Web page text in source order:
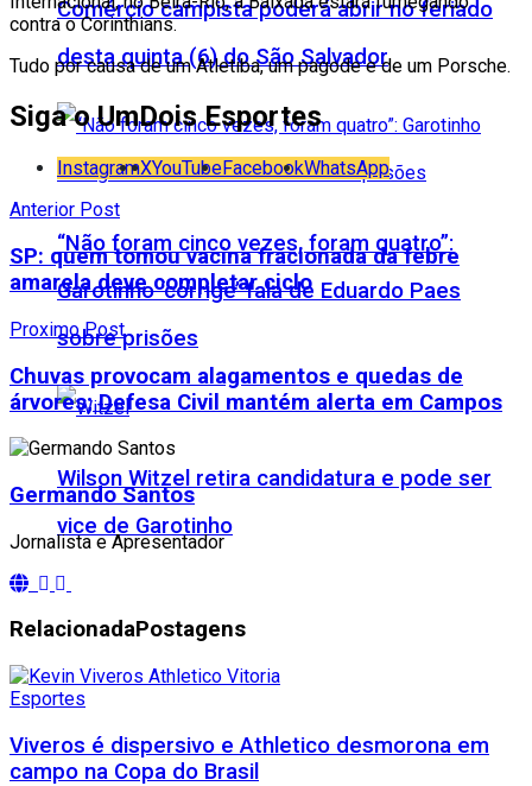
Comércio campista poderá abrir no feriado
desta quinta (6) do São Salvador
“Não foram cinco vezes, foram quatro”:
Garotinho ‘corrige’ fala de Eduardo Paes
sobre prisões
Wilson Witzel retira candidatura e pode ser
vice de Garotinho
contra o Corinthians.
Tudo por causa de um Atletiba, um pagode e de um Porsche.
Siga o UmDois Esportes
InstagramXYouTubeFacebookWhatsApp
Anterior Post
SP: quem tomou vacina fracionada da febre
amarela deve completar ciclo
Proximo Post
Chuvas provocam alagamentos e quedas de
árvores; Defesa Civil mantém alerta em Campos
Germando Santos
Jornalista e Apresentador
RelacionadaPostagens
Esportes
Viveros é dispersivo e Athletico desmorona em
campo na Copa do Brasil